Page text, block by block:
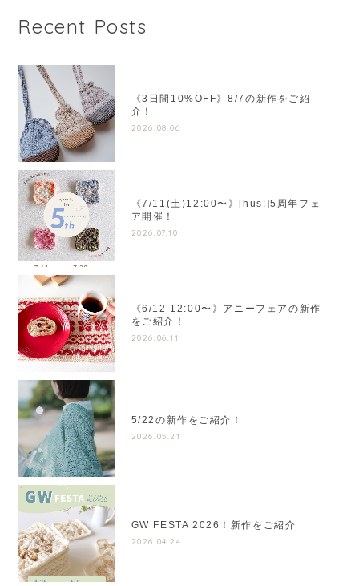
Recent Posts
《3日間10%OFF》8/7の新作をご紹
介！
2026.08.06
《7/11(土)12:00〜》[hus:]5周年フェ
ア開催！
2026.07.10
《6/12 12:00〜》アニーフェアの新作
をご紹介！
2026.06.11
5/22の新作をご紹介！
2026.05.21
GW FESTA 2026！新作をご紹介
2026.04.24